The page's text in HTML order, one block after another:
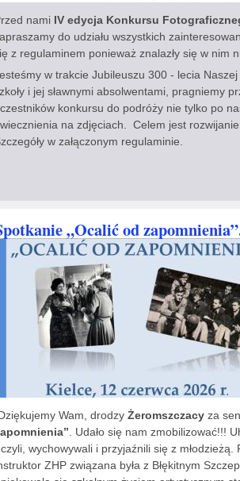
nami IV edycja Konkursu
do udziału wszystkich
z regulaminem ponieważ znalazły się w nim
w trakcie Jubileuszu 300 - lecia
i jej sławnymi absolwentami, pragniemy
konkursu do podróży nie tylko po
na zdjęciach. Celem jest
w załączonym regulaminie.
„Ocalić od
Wam, drodzy Żeromszczacy za
. Udało się nam zmobilizować!!!
wychowywali i przyjaźnili się z młodzieżą.
ZHP związana była z Błękitnym